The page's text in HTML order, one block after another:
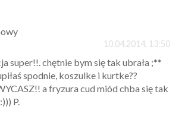
10.04.2014, 13:50
super!!. chętnie bym się tak ubrała ;**
spodnie, koszulke i kurtke??
a fryzura cud miód chba się tak
P.